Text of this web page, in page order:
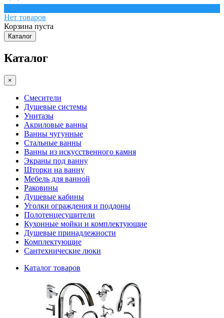
Нет товаров
Корзина пуста
Каталог
Каталог
×
Смесители
Душевые системы
Унитазы
Акриловые ванны
Ванны чугунные
Стальные ванны
Ванны из искусственного камня
Экраны под ванну
Шторки на ванну
Мебель для ванной
Раковины
Душевые кабины
Уголки ограждения и поддоны
Полотенцесушители
Кухонные мойки и комплектующие
Душевые принадлежности
Комплектующие
Сантехнические люки
Каталог товаров